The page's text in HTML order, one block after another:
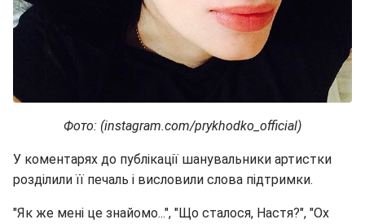
Фото: (instagram.com/prykhodko_official)
У коментарях до публікації шанувальники артистки
розділили її печаль і висловили слова підтримки.
"Як же мені це знайомо...", "Що сталося, Настя?", "Ох